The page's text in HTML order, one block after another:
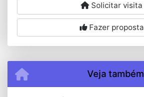
Solicitar visita
Fazer proposta
Veja também